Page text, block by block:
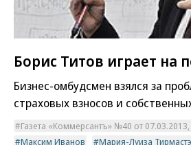
Борис Титов играет на
Бизнес-омбудсмен взялся за
страховых взносов и
Газета «Коммерсантъ» №40 от 07.03.2013,
Максим Иванов
Мария-Луиза Тирмастэ